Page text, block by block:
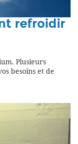
refroidir
Plusieurs
besoins et de